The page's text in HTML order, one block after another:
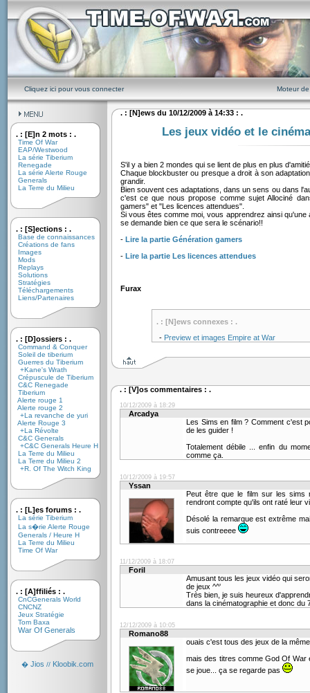
Cliquez ici pour vous connecter Moteur
. : [E]n 2 mots : .
Time Of War
EAP/Westwood
La série Tiberium
Renegade
La série Alerte Rouge
Generals
La Terre du Milieu
. : [S]ections : .
Base de connaissances
Créations de fans
Images
Mods
Replays
Solutions
Stratégies
Téléchargements
Liens/Partenaires
. : [D]ossiers : .
Command & Conquer
Soleil de tiberium
Guerres du Tiberium
+Kane's Wrath
Crépuscule de Tiberium
C&C Renegade
Tiberium
Alerte rouge 1
Alerte rouge 2
+La revanche de yuri
Alerte Rouge 3
+La Révolte
C&C Generals
+C&C Generals Heure H
La Terre du Milieu
La Terre du Milieu 2
+R. Of The Witch King
. : [L]es forums : .
La série Tiberium
La s�rie Alerte Rouge
Generals / Heure H
La Terre du Milieu
Time Of War
. : [A]ffiliés : .
CnCGenerals World
CNCNZ
Jeux Stratégie
Tom Baxa
War Of Generals
� Jios // Kloobik.com
. : [N]ews du 10/12/2009 à 14:33 : .
Les jeux vidéo et le cinéma
S'il y a bien 2 mondes qui se lient de plus en plus
Chaque blockbuster ou presque a droit à son
grandir.
Bien souvent ces adaptations, dans un sens ou dans
c'est ce que nous propose comme sujet Allociné
gamers" et "Les licences attendues".
Si vous êtes comme moi, vous apprendrez ainsi
se demande bien ce que sera le scénario!!
- Lire la partie Génération gamers
- Lire la partie Les licences attendues
Furax
. : [N]ews connexes : .
- Preview et images Empire at War
. : [V]os commentaires : .
10/12/2009 à 18:29
Arcadya
Les Sims en film ? Comment c'est
de les guider !
Totalement débile ... enfin du
comme ça.
10/12/2009 à 19:57
Yssan
Peut être que le film sur les sims
rendront compte qu'ils ont raté leur
Désolé la remarque est extrême
suis contreeee
11/12/2009 à 18:07
Foril
Amusant tous les jeux vidéo qui
de jeux ^^'
Très bien, je suis heureux
dans la cinématographie et donc du
12/12/2009 à 10:05
Romano88
ouais c'est tous des jeux de la
mais des titres comme God Of War
se joue... ça se regarde pas